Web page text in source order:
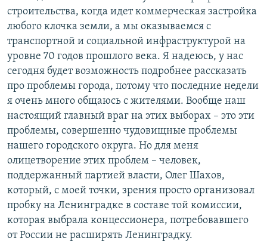
строительства, когда идет коммерческая застройка
любого клочка земли, а мы оказываемся с
транспортной и социальной инфраструктурой на
уровне 70 годов прошлого века. Я надеюсь, у нас
сегодня будет возможность подробнее рассказать
про проблемы города, потому что последние недели
я очень много общаюсь с жителями. Вообще наш
настоящий главный враг на этих выборах – это эти
проблемы, совершенно чудовищные проблемы
нашего городского округа. Но для меня
олицетворение этих проблем – человек,
поддержанный партией власти, Олег Шахов,
который, с моей точки, зрения просто организовал
пробку на Ленинградке в составе той комиссии,
которая выбрала концессионера, потребовавшего
от России не расширять Ленинградку.